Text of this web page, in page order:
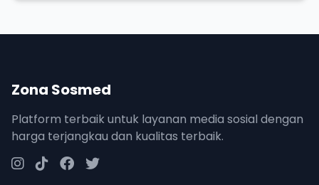
Zona Sosmed
Platform terbaik untuk layanan media sosial dengan
harga terjangkau dan kualitas terbaik.